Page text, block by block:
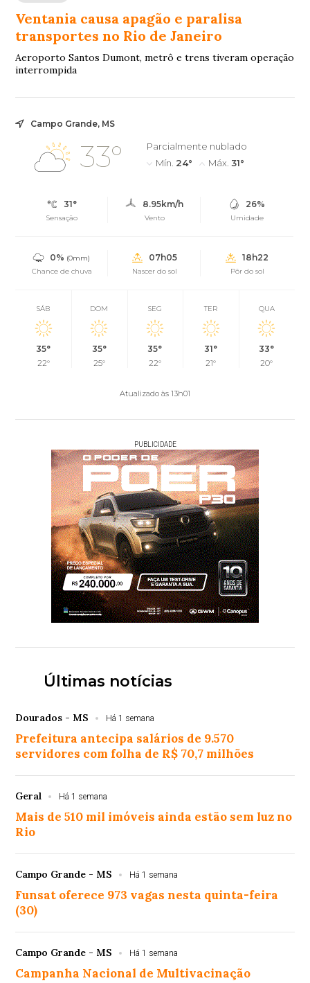
Ventania causa apagão e paralisa
transportes no Rio de Janeiro
Aeroporto Santos Dumont, metrô e trens tiveram operação
interrompida
Campo Grande, MS
33°
Parcialmente nublado
Mín. 24° Máx. 31°
31°
Sensação
8.95km/h
Vento
26%
Umidade
0% (0mm)
Chance de chuva
07h05
Nascer do sol
18h22
Pôr do sol
SÁB
35°
22°
DOM
35°
25°
SEG
35°
22°
TER
31°
21°
QUA
33°
20°
Atualizado às 13h01
PUBLICIDADE
Últimas notícias
Dourados - MS Há 1 semana
Prefeitura antecipa salários de 9.570
servidores com folha de R$ 70,7 milhões
Geral Há 1 semana
Mais de 510 mil imóveis ainda estão sem luz no
Rio
Campo Grande - MS Há 1 semana
Funsat oferece 973 vagas nesta quinta-feira
(30)
Campo Grande - MS Há 1 semana
Campanha Nacional de Multivacinação